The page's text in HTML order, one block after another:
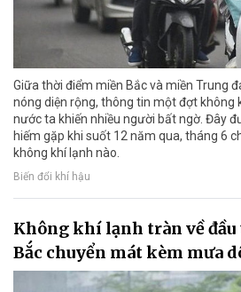
Giữa thời điểm miền Bắc và miền Trung
nóng diện rộng, thông tin một đợt không
nước ta khiến nhiều người bất ngờ. Đây
hiếm gặp khi suốt 12 năm qua, tháng 6
không khí lạnh nào.
Biến đổi khí hậu
Không khí lạnh tràn về
Bắc chuyển mát kèm mưa